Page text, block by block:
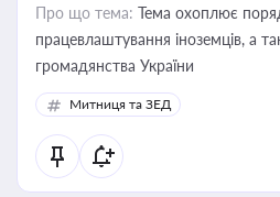
Про що тема: Тема охоплює
працевлаштування іноземців, а
громадянства України
Митниця та ЗЕД